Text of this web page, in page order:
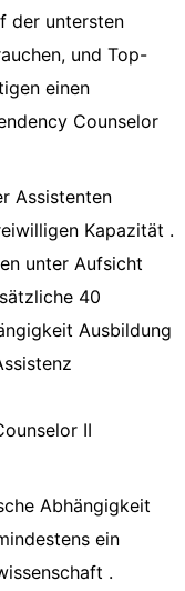
der untersten
und Top-
einen
Counselor
Assistenten
Kapazität .
unter Aufsicht
40
Ausbildung
II
Abhängigkeit
ein
.